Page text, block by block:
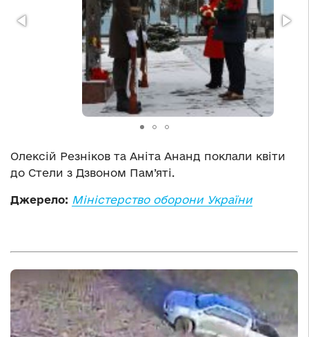
Олексій Резніков та Аніта Ананд поклали квіти
до Стели з Дзвоном Пам’яті.
Джерело: Міністерство оборони України